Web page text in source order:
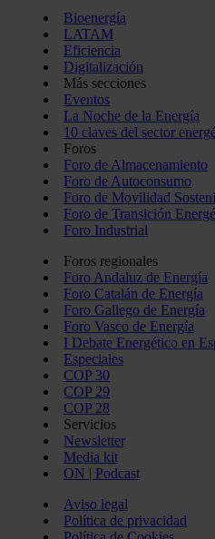
Bioenergía
LATAM
Eficiencia
Digitalización
Más secciones
Eventos
La Noche de la Energía
10 claves del sector
Foros
Foro de Almacenamiento
Foro de Autoconsumo
Foro de Movilidad
Foro de Transición
Foro Industrial
Foros regionales
Foro Andaluz de Energía
Foro Catalán de Energía
Foro Gallego de Energía
Foro Vasco de Energía
I Debate Energético en
Especiales
COP 30
COP 29
COP 28
Servicios
Newsletter
Media kit
ON | Podcast
Aviso legal
Política de privacidad